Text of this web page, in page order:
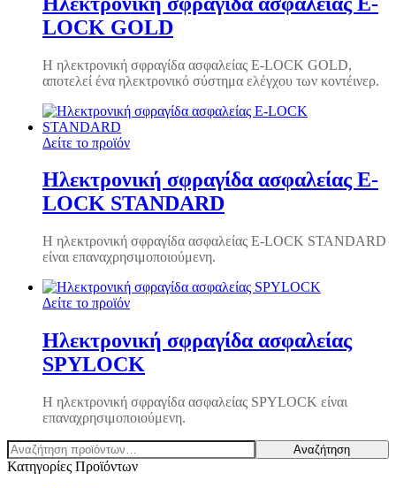
LOCK GOLD
Η ηλεκτρονική σφραγίδα ασφαλείας E-LOCK GOLD,
αποτελεί ένα ηλεκτρονικό σύστημα ελέγχου των κοντέινερ.
Δείτε το προϊόν
Ηλεκτρονική σφραγίδα ασφαλείας E-
LOCK STANDARD
Η ηλεκτρονική σφραγίδα ασφαλείας E-LOCK STANDARD
είναι επαναχρησιμοποιούμενη.
Δείτε το προϊόν
Ηλεκτρονική σφραγίδα ασφαλείας
SPYLOCK
Η ηλεκτρονική σφραγίδα ασφαλείας SPYLOCK είναι
επαναχρησιμοποιούμενη.
Αναζήτηση
για:
Αναζήτηση
Κατηγορίες Προϊόντων